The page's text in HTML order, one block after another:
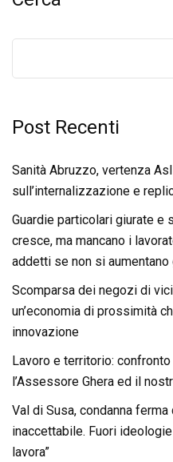
Post Recenti
Sanità Abruzzo, vertenza
sull’internalizzazione e
Guardie particolari giurate e
cresce, ma mancano i
addetti se non si
Scomparsa dei negozi di
un’economia di prossimità
innovazione
Lavoro e territorio:
l’Assessore Ghera ed il
Val di Susa, condanna
inaccettabile. Fuori
lavora”